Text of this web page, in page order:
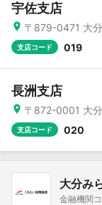
宇佐支店
〒879-0471 大
支店コード 019
長洲支店
〒872-0001 大
支店コード 020
大分み
金融機関